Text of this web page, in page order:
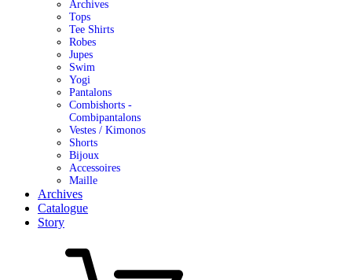
Archives
Tops
Tee Shirts
Robes
Jupes
Swim
Yogi
Pantalons
Combishorts -
Combipantalons
Vestes / Kimonos
Shorts
Bijoux
Accessoires
Maille
Archives
Catalogue
Story